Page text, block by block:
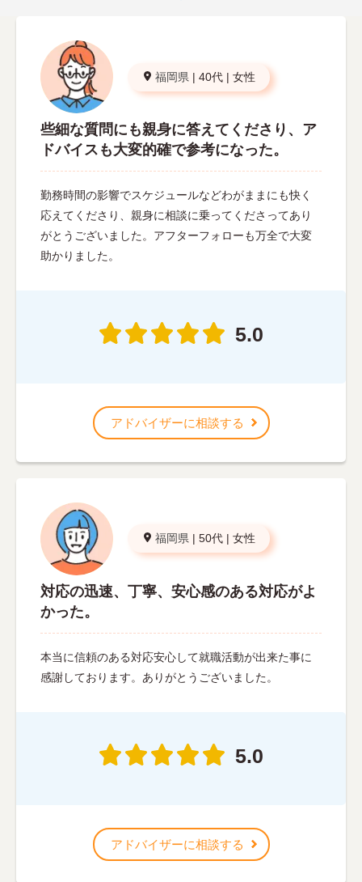
福岡県 | 40代 | 女性
些細な質問にも親身に答えてくださり、ア
ドバイスも大変的確で参考になった。
勤務時間の影響でスケジュールなどわがままにも快く
応えてくださり、親身に相談に乗ってくださってあり
がとうございました。アフターフォローも万全で大変
助かりました。
5.0
アドバイザーに相談する
福岡県 | 50代 | 女性
対応の迅速、丁寧、安心感のある対応がよ
かった。
本当に信頼のある対応安心して就職活動が出来た事に
感謝しております。ありがとうございました。
5.0
アドバイザーに相談する